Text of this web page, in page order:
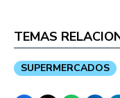
TEMAS
SUPERMERCADOS